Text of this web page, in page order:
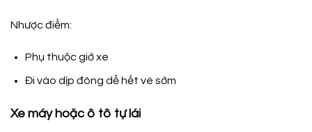
Nhược điểm:
Phụ thuộc giờ xe
Đi vào dịp đông dễ hết vé sớm
Xe máy hoặc ô tô tự lái